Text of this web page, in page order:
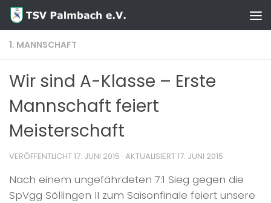
Zum Inhalt springen
1. MANNSCHAFT
Wir sind A-Klasse – Erste
Mannschaft feiert
Meisterschaft
VERÖFFENTLICHT17. JUNI 2015 · AKTUALISIERT17. JUNI 2015
Nach einem ungefährdeten 7:1 Sieg gegen die
SpVgg Söllingen II zum Saisonfinale feiert unsere